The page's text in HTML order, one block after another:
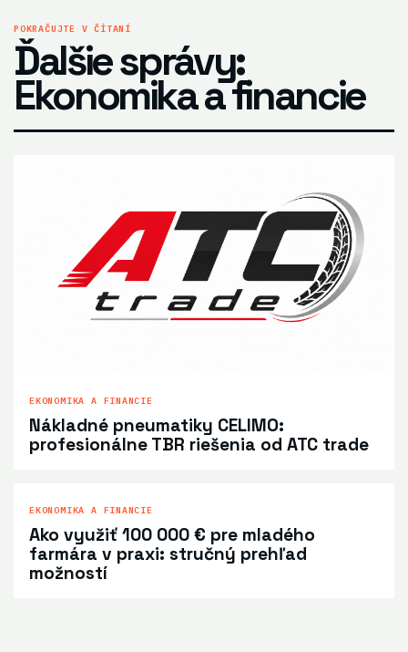
POKRAČUJTE V ČÍTANÍ
Ďalšie správy:
Ekonomika a financie
EKONOMIKA A FINANCIE
Nákladné pneumatiky CELIMO:
profesionálne TBR riešenia od ATC trade
EKONOMIKA A FINANCIE
Ako využiť 100 000 € pre mladého
farmára v praxi: stručný prehľad
možností